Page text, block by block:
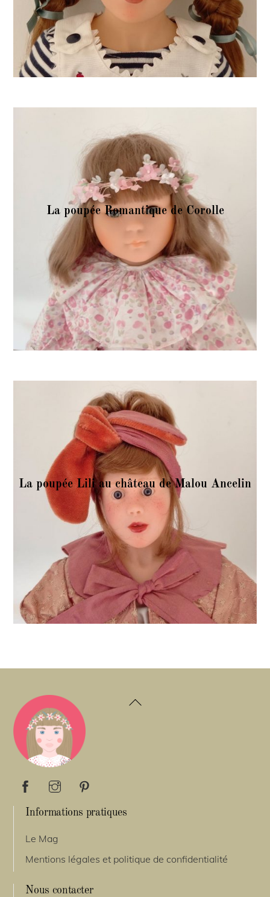
La poupée Romantique de Corolle
La poupée Lili au château de Malou Ancelin
Back
Informations pratiques
Le Mag
Mentions légales et politique de confidentialité
Nous contacter